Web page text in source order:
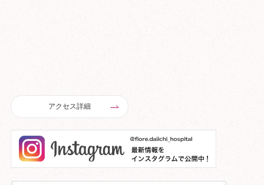
アクセス詳細